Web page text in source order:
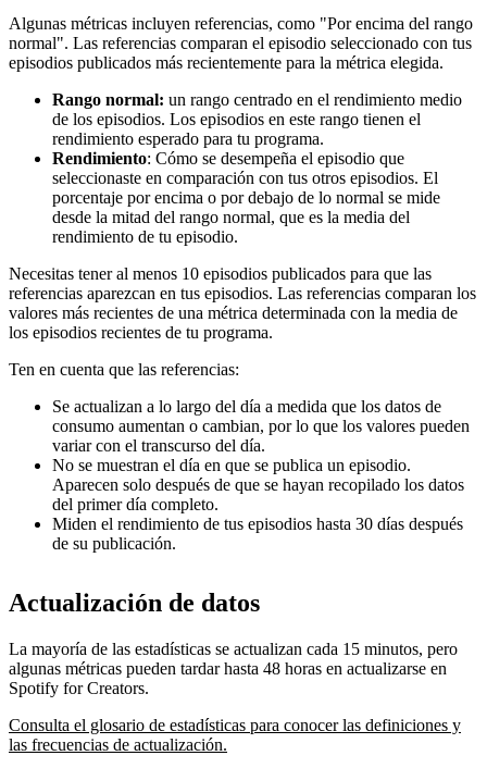
Algunas métricas incluyen referencias, como "Por encima del rango
normal". Las referencias comparan el episodio seleccionado con tus
episodios publicados más recientemente para la métrica elegida.
Rango normal: un rango centrado en el rendimiento medio
de los episodios. Los episodios en este rango tienen el
rendimiento esperado para tu programa.
Rendimiento: Cómo se desempeña el episodio que
seleccionaste en comparación con tus otros episodios. El
porcentaje por encima o por debajo de lo normal se mide
desde la mitad del rango normal, que es la media del
rendimiento de tu episodio.
Necesitas tener al menos 10 episodios publicados para que las
referencias aparezcan en tus episodios. Las referencias comparan los
valores más recientes de una métrica determinada con la media de
los episodios recientes de tu programa.
Ten en cuenta que las referencias:
Se actualizan a lo largo del día a medida que los datos de
consumo aumentan o cambian, por lo que los valores pueden
variar con el transcurso del día.
No se muestran el día en que se publica un episodio.
Aparecen solo después de que se hayan recopilado los datos
del primer día completo.
Miden el rendimiento de tus episodios hasta 30 días después
de su publicación.
Actualización de datos
La mayoría de las estadísticas se actualizan cada 15 minutos, pero
algunas métricas pueden tardar hasta 48 horas en actualizarse en
Spotify for Creators.
Consulta el glosario de estadísticas para conocer las definiciones y
las frecuencias de actualización.